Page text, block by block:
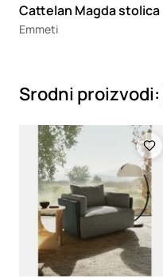
Cattelan Magda stolica
Emmeti
Srodni proizvodi:
Loading